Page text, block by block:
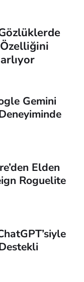
Özelliğini
Gemini
Elden
Roguelite